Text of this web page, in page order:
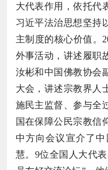
大代表作用，依托代
习近平法治思想坚持
主制度的核心价值。
外事活动，讲述履职
汝彬和中国佛教协会
大会，讲述宗教界人
施民主监督、参与全
国在保障公民宗教信
中方向会议宣介了
慧。9位全国人大代